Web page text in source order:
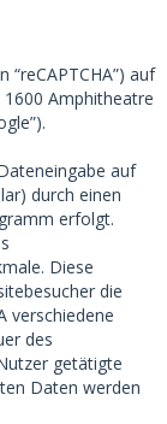
“reCAPTCHA”) auf
Amphitheatre
auf
durch einen
erfolgt.
Diese
die
verschiedene
des
getätigte
Daten werden